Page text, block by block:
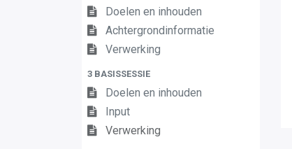
Doelen en inhouden
Achtergrondinformatie
Verwerking
3 BASISSESSIE
Doelen en inhouden
Input
Verwerking